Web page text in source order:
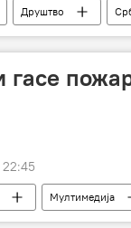
Друштво
гасе
Мултимедија